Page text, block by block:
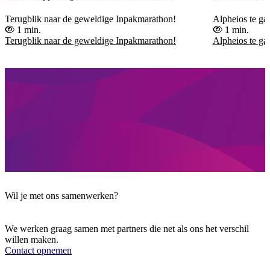
Terugblik naar de geweldige Inpakmarathon!
1 min.
Terugblik naar de geweldige Inpakmarathon!
Alpheios te
1 min.
Alpheios te
Wil je met ons samenwerken?
We werken graag samen met partners die net als ons het verschil
willen maken.
Contact opnemen